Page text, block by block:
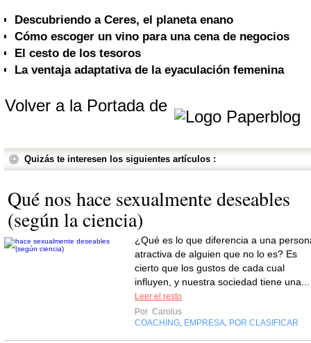
Descubriendo a Ceres, el planeta enano
Cómo escoger un vino para una cena de negocios
El cesto de los tesoros
La ventaja adaptativa de la eyaculación femenina
Volver a la Portada de
Quizás te interesen los siguientes artículos :
Qué nos hace sexualmente deseables
(según la ciencia)
¿Qué es lo que diferencia a una
atractiva de alguien que no lo es? Es
cierto que los gustos de cada cual
influyen, y nuestra sociedad tiene una...
Leer el resto
Por Carolus
COACHING, EMPRESA, POR CLASIFICAR